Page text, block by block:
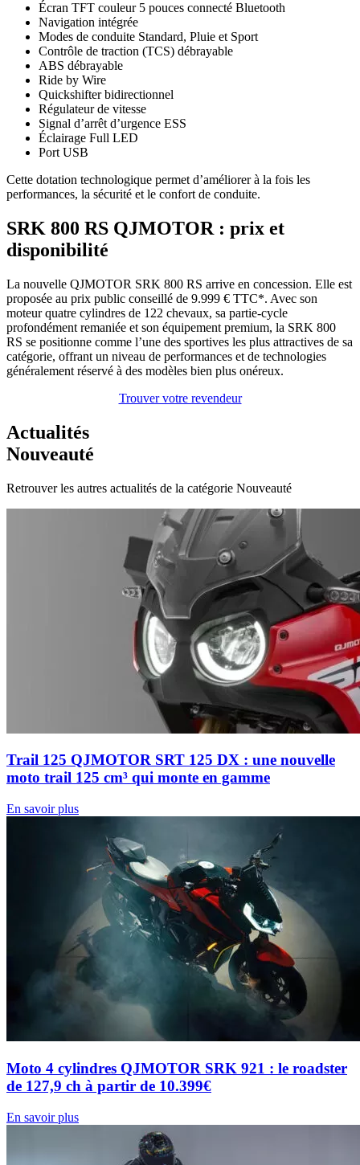
Écran TFT couleur 5 pouces connecté Bluetooth
Navigation intégrée
Modes de conduite Standard, Pluie et Sport
Contrôle de traction (TCS) débrayable
ABS débrayable
Ride by Wire
Quickshifter bidirectionnel
Régulateur de vitesse
Signal d’arrêt d’urgence ESS
Éclairage Full LED
Port USB
Cette dotation technologique permet d’améliorer à la fois les
performances, la sécurité et le confort de conduite.
SRK 800 RS QJMOTOR : prix et
disponibilité
La nouvelle QJMOTOR SRK 800 RS arrive en concession. Elle est
proposée au prix public conseillé de 9.999 € TTC*. Avec son
moteur quatre cylindres de 122 chevaux, sa partie-cycle
profondément remaniée et son équipement premium, la SRK 800
RS se positionne comme l’une des sportives les plus attractives de sa
catégorie, offrant un niveau de performances et de technologies
généralement réservé à des modèles bien plus onéreux.
Trouver votre revendeur
Actualités
Nouveauté
Retrouver les autres actualités de la catégorie Nouveauté
Trail 125 QJMOTOR SRT 125 DX : une nouvelle
moto trail 125 cm³ qui monte en gamme
En savoir plus
Moto 4 cylindres QJMOTOR SRK 921 : le roadster
de 127,9 ch à partir de 10.399€
En savoir plus